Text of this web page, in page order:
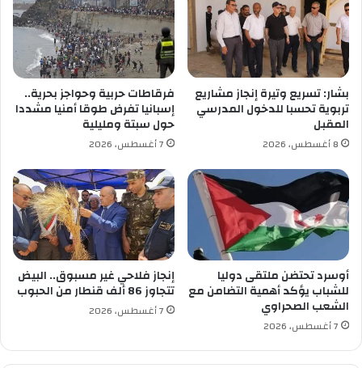
ي
و
ا
ق
س
ط
ي
ف
م
ا
ذ
ر
ى
ا
ل
ث
ن
ي
ة
ع
ل
ى
ف
ق
ا
بشار: تسريع وتيرة إنجاز مشاريع
تربوية تحسبا للدخول المدرسي
المقبل
8 أغسطس، 2026
فرقاطات حربية وحواجز بحرية..
إسبانيا تفرض طوقا أمنيا مشددا
حول سبتة ومليلية
7 أغسطس، 2026
أوسرد تحتضن ملتقى دوليا
للشباب يؤكد أهمية التضامن مع
الشعب الصحراوي
7 أغسطس، 2026
إنجاز فلاحي غير مسبوق.. البيض
تتجاوز 86 ألف قنطار من الحبوب
7 أغسطس، 2026